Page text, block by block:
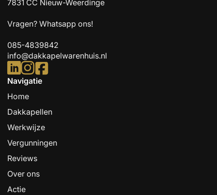
7831 CC Nieuw-Weerdinge
Vragen? Whatsapp ons!
085-4839842
info@dakkapelwarenhuis.nl
Navigatie
Home
Dakkapellen
Werkwijze
Vergunningen
Reviews
Over ons
Actie